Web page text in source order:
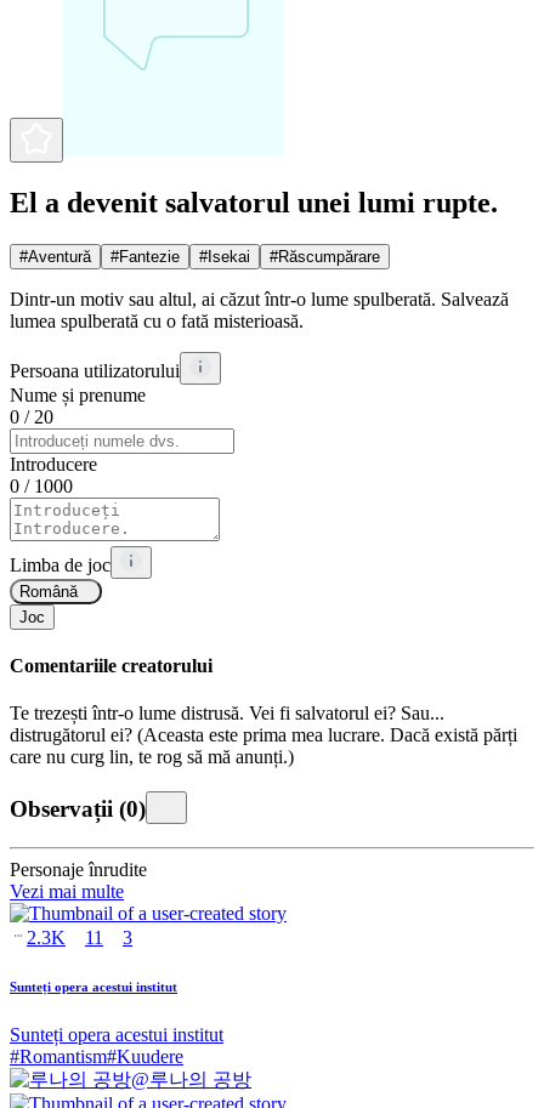
El a devenit salvatorul unei lumi rupte.
#Aventură #Fantezie #Isekai #Răscumpărare
Dintr-un motiv sau altul, ai căzut într-o lume spulberată. Salvează
lumea spulberată cu o fată misterioasă.
Persoana utilizatorului
Nume și prenume
0 / 20
Introducere
0 / 1000
Limba de joc
Română
Joc
Comentariile creatorului
Te trezești într-o lume distrusă. Vei fi salvatorul ei? Sau...
distrugătorul ei? (Aceasta este prima mea lucrare. Dacă există părți
care nu curg lin, te rog să mă anunți.)
Observații (0)
Personaje înrudite
Vezi mai multe
2.3K 11 3
Sunteți opera acestui institut
Sunteți opera acestui institut
#Romantism#Kuudere
@루나의 공방